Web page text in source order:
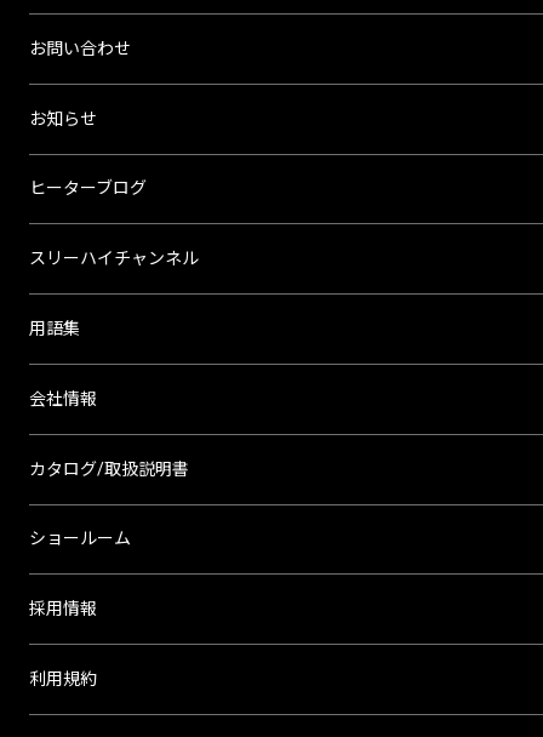
お問い合わせ
お知らせ
ヒーターブログ
スリーハイチャンネル
用語集
会社情報
カタログ/取扱説明書
ショールーム
採用情報
利用規約